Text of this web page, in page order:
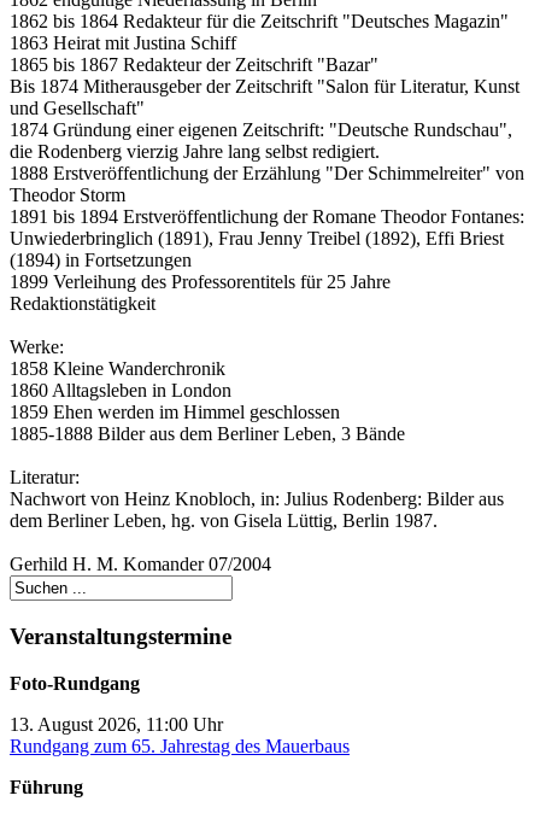
1862 bis 1864 Redakteur für die Zeitschrift "Deutsches Magazin"
1863 Heirat mit Justina Schiff
1865 bis 1867 Redakteur der Zeitschrift "Bazar"
Bis 1874 Mitherausgeber der Zeitschrift "Salon für Literatur, Kunst
und Gesellschaft"
1874 Gründung einer eigenen Zeitschrift: "Deutsche Rundschau",
die Rodenberg vierzig Jahre lang selbst redigiert.
1888 Erstveröffentlichung der Erzählung "Der Schimmelreiter" von
Theodor Storm
1891 bis 1894 Erstveröffentlichung der Romane Theodor Fontanes:
Unwiederbringlich (1891), Frau Jenny Treibel (1892), Effi Briest
(1894) in Fortsetzungen
1899 Verleihung des Professorentitels für 25 Jahre
Redaktionstätigkeit
Werke:
1858 Kleine Wanderchronik
1860 Alltagsleben in London
1859 Ehen werden im Himmel geschlossen
1885-1888 Bilder aus dem Berliner Leben, 3 Bände
Literatur:
Nachwort von Heinz Knobloch, in: Julius Rodenberg: Bilder aus
dem Berliner Leben, hg. von Gisela Lüttig, Berlin 1987.
Gerhild H. M. Komander 07/2004
Veranstaltungstermine
Foto-Rundgang
13. August 2026, 11:00 Uhr
Rundgang zum 65. Jahrestag des Mauerbaus
Führung